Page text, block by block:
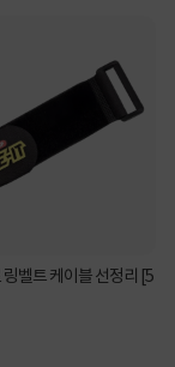
벨트 케이블 선정리 [5